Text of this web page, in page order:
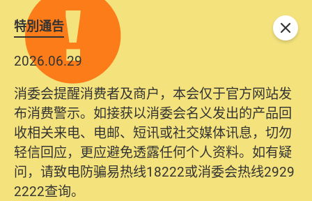
特別通告
2026.06.29
消委会提醒消费者及商户，本会仅于官方网站发
布消费警示。如接获以消委会名义发出的产品回
收相关来电、电邮、短讯或社交媒体讯息，切勿
轻信回应，更应避免透露任何个人资料。如有疑
问，请致电防骗易热线18222或消委会热线2929
2222查询。
关闭